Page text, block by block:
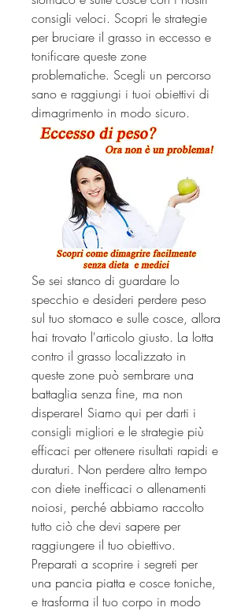
consigli veloci. Scopri le strategie
per bruciare il grasso in eccesso e
tonificare queste zone
problematiche. Scegli un percorso
sano e raggiungi i tuoi obiettivi di
dimagrimento in modo sicuro.
Se sei stanco di guardare lo
specchio e desideri perdere peso
sul tuo stomaco e sulle cosce, allora
hai trovato l'articolo giusto. La lotta
contro il grasso localizzato in
queste zone può sembrare una
battaglia senza fine, ma non
disperare! Siamo qui per darti i
consigli migliori e le strategie più
efficaci per ottenere risultati rapidi e
duraturi. Non perdere altro tempo
con diete inefficaci o allenamenti
noiosi, perché abbiamo raccolto
tutto ciò che devi sapere per
raggiungere il tuo obiettivo.
Preparati a scoprire i segreti per
una pancia piatta e cosce toniche,
e trasforma il tuo corpo in modo